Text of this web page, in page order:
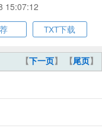
15:07:12
TXT下载
【下一页】 【尾页】